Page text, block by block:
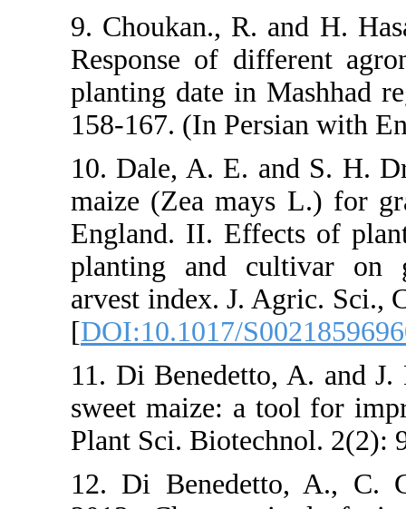
9. Choukan.,
Response
planting
158-167. (In
10. Dale, A.
maize (Zea
England. II.
planting
arvest
[
11. Di
sweet
Plant Sci.
12. Di